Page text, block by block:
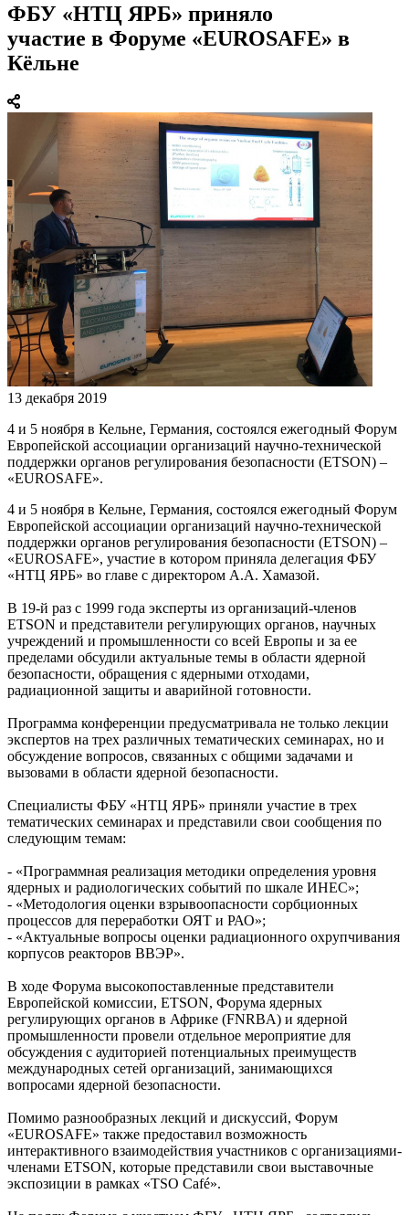
ФБУ «НТЦ ЯРБ» приняло
участие в Форуме «EUROSAFE» в
Кёльне
13 декабря 2019
4 и 5 ноября в Кельне, Германия, состоялся ежегодный Форум
Европейской ассоциации организаций научно-технической
поддержки органов регулирования безопасности (ETSON) –
«EUROSAFE».
4 и 5 ноября в Кельне, Германия, состоялся ежегодный Форум
Европейской ассоциации организаций научно-технической
поддержки органов регулирования безопасности (ETSON) –
«EUROSAFE», участие в котором приняла делегация ФБУ
«НТЦ ЯРБ» во главе с директором А.А. Хамазой.
В 19-й раз с 1999 года эксперты из организаций-членов
ETSON и представители регулирующих органов, научных
учреждений и промышленности со всей Европы и за ее
пределами обсудили актуальные темы в области ядерной
безопасности, обращения с ядерными отходами,
радиационной защиты и аварийной готовности.
Программа конференции предусматривала не только лекции
экспертов на трех различных тематических семинарах, но и
обсуждение вопросов, связанных с общими задачами и
вызовами в области ядерной безопасности.
Специалисты ФБУ «НТЦ ЯРБ» приняли участие в трех
тематических семинарах и представили свои сообщения по
следующим темам:
- «Программная реализация методики определения уровня
ядерных и радиологических событий по шкале ИНЕС»;
- «Методология оценки взрывоопасности сорбционных
процессов для переработки ОЯТ и РАО»;
- «Актуальные вопросы оценки радиационного охрупчивания
корпусов реакторов ВВЭР».
В ходе Форума высокопоставленные представители
Европейской комиссии, ETSON, Форума ядерных
регулирующих органов в Африке (FNRBA) и ядерной
промышленности провели отдельное мероприятие для
обсуждения с аудиторией потенциальных преимуществ
международных сетей организаций, занимающихся
вопросами ядерной безопасности.
Помимо разнообразных лекций и дискуссий, Форум
«EUROSAFE» также предоставил возможность
интерактивного взаимодействия участников с организациями-
членами ETSON, которые представили свои выставочные
экспозиции в рамках «TSO Café».